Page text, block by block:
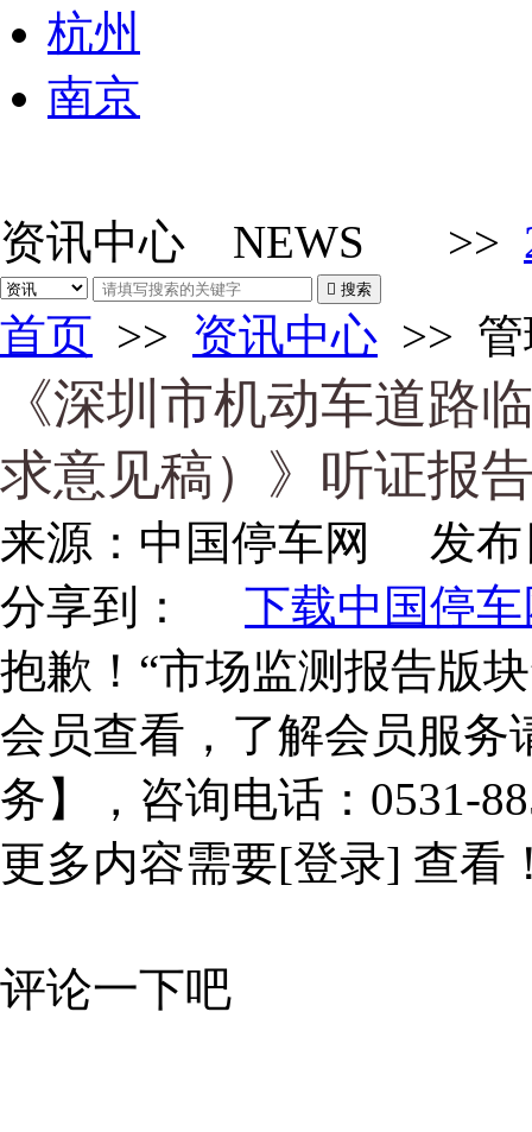
杭州
南京
资讯中心 NEWS >>
 搜索
首页 >> 资讯中心 >>
《深圳市机动车道路
求意见稿）》听证报
来源： 中国停车网
发布
分享到：
下载中国停车
抱歉！“市场监测报告版
会员查看，了解会员服务
务】，咨询电话：0531-
更多内容需要[登录] 查看
评论一下吧